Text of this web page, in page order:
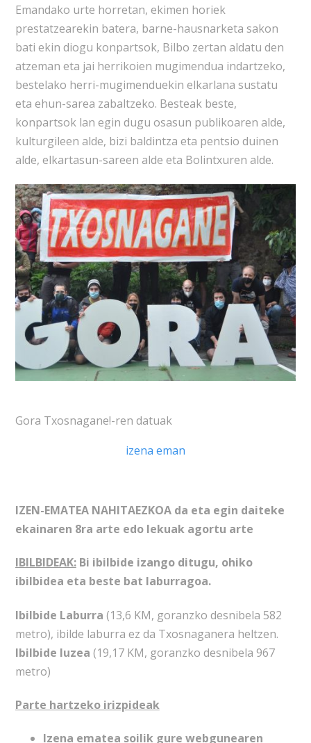
Emandako urte horretan, ekimen horiek
prestatzearekin batera, barne-hausnarketa sakon
bati ekin diogu konpartsok, Bilbo zertan aldatu den
atzeman eta jai herrikoien mugimendua indartzeko,
bestelako herri-mugimenduekin elkarlana sustatu
eta ehun-sarea zabaltzeko. Besteak beste,
konpartsok lan egin dugu osasun publikoaren alde,
kulturgileen alde, bizi baldintza eta pentsio duinen
alde, elkartasun-sareen alde eta Bolintxuren alde.
Gora Txosnagane!-ren datuak
izena eman
IZEN-EMATEA NAHITAEZKOA da eta egin daiteke
ekainaren 8ra arte edo lekuak agortu arte
IBILBIDEAK:Bi ibilbide izango ditugu, ohiko
ibilbidea eta beste bat laburragoa.
Ibilbide Laburra (13,6 KM, goranzko desnibela 582
metro), ibilde laburra ez da Txosnaganera heltzen.
Ibilbide luzea (19,17 KM, goranzko desnibela 967
metro)
Parte hartzeko irizpideak
Izena ematea soilik gure webgunearen